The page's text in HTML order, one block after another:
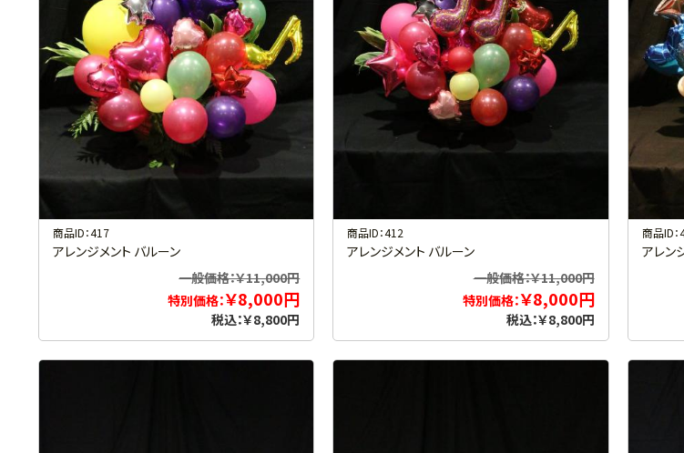
商品ID：417
アレンジメント バルーン
一般価格：￥11,000円
特別価格：￥8,000円
税込：￥8,800円
商品ID：412
アレンジメント バルーン
一般価格：￥11,000円
特別価格：￥8,000円
税込：￥8,800円
商品ID：
アレン
お買い物を続ける